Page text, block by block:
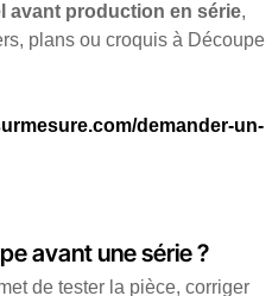
avant production en série,
plans ou croquis à Découpe
demander-un-
avant une série ?
de tester la pièce, corriger